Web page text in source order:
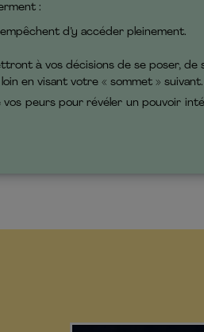
:
d’y accéder pleinement.
à vos décisions de se poser, de
loin en visant votre « sommet » suivant.
peurs pour révéler un pouvoir